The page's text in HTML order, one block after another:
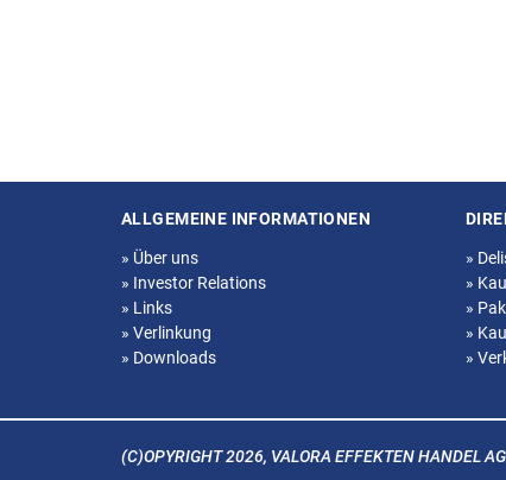
Seitenstruktur
ALLGEMEINE INFORMATIONEN
» Über uns
» Investor Relations
» Links
» Verlinkung
» Downloads
»
»
»
»
»
(C)OPYRIGHT 2026, VALORA EFFEKTEN HANDEL AG